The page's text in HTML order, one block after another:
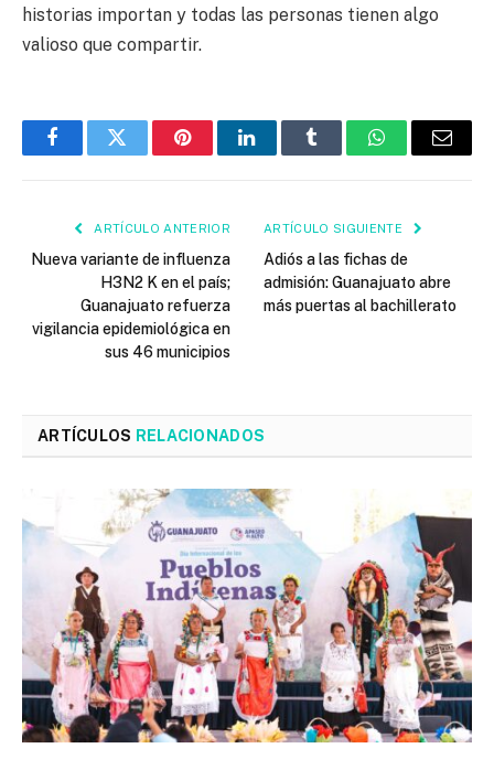
historias importan y todas las personas tienen algo
valioso que compartir.
FacebookTwitter PinterestLinkedInTumblr WhatsAppEmail
ARTÍCULO ANTERIOR
Nueva variante de influenza
H3N2 K en el país;
Guanajuato refuerza
vigilancia epidemiológica en
sus 46 municipios
ARTÍCULO SIGUIENTE
Adiós a las fichas de
admisión: Guanajuato abre
más puertas al bachillerato
ARTÍCULOS RELACIONADOS